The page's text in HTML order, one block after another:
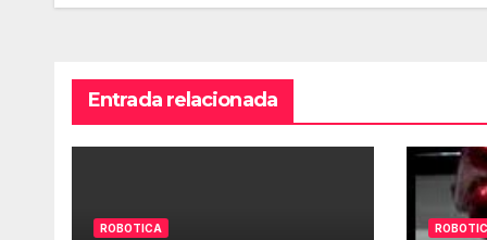
entradas
Entrada relacionada
ROBOTICA